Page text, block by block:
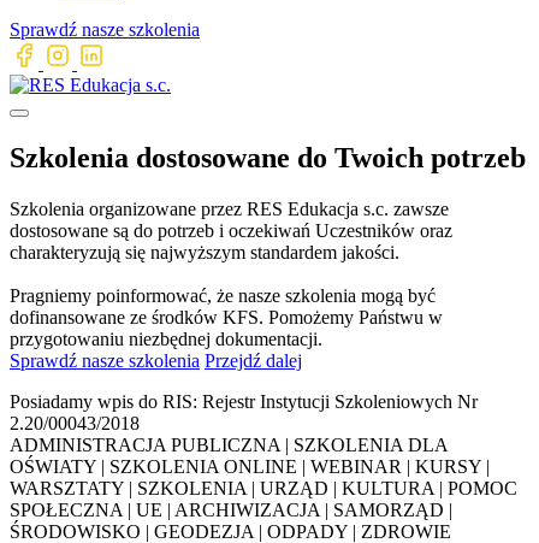
Sprawdź nasze szkolenia
Szkolenia dostosowane do Twoich potrzeb
Szkolenia organizowane przez RES Edukacja s.c. zawsze
dostosowane są do potrzeb i oczekiwań Uczestników oraz
charakteryzują się najwyższym standardem jakości.
Pragniemy poinformować, że nasze szkolenia mogą być
dofinansowane ze środków KFS. Pomożemy Państwu w
przygotowaniu niezbędnej dokumentacji.
Sprawdź nasze szkolenia Przejdź dalej
Posiadamy wpis do RIS: Rejestr Instytucji Szkoleniowych Nr
2.20/00043/2018
ADMINISTRACJA PUBLICZNA | SZKOLENIA DLA
OŚWIATY | SZKOLENIA ONLINE | WEBINAR | KURSY |
WARSZTATY | SZKOLENIA | URZĄD | KULTURA | POMOC
SPOŁECZNA | UE | ARCHIWIZACJA | SAMORZĄD |
ŚRODOWISKO | GEODEZJA | ODPADY | ZDROWIE